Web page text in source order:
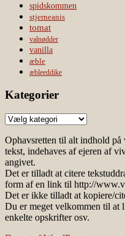
spidskommen
stjerneanis
tomat
valnødder
vanilla
æble
æbleeddike
Kategorier
Kategorier
Ophavsretten til alt indhold
tekst, indehaves af ejeren af
angivet.
Det er tilladt at citere
form af en link til http://
Det er ikke tilladt at kopiere/
Du er meget velkommen til
enkelte opskrifter osv.